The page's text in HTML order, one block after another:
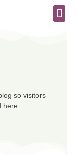
so visitors